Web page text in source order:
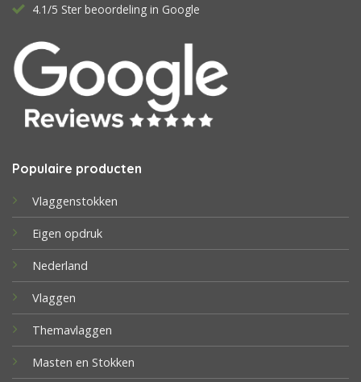
4.1/5 Ster beoordeling in Google
Populaire producten
Vlaggenstokken
Eigen opdruk
Nederland
Vlaggen
Themavlaggen
Masten en Stokken